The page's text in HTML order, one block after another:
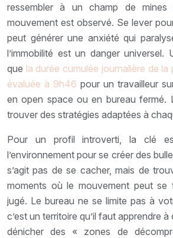
ressembler à un champ de mines
mouvement est observé. Se lever
peut générer une anxiété qui
l’immobilité est un danger universel.
que la durée cumulée journalière de
évaluée à 9h46 pour un travailleur
en open space ou en bureau fermé.
trouver des stratégies adaptées à
Pour un profil introverti, la clé
l’environnement pour se créer des
s’agit pas de se cacher, mais de
moments où le mouvement peut se
jugé. Le bureau ne se limite pas à
c’est un territoire qu’il faut apprendre
dénicher des « zones de